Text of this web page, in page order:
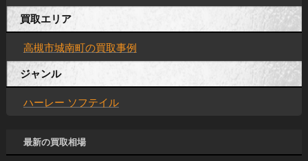
買取エリア
高槻市城南町の買取事例
ジャンル
ハーレー ソフテイル
最新の買取相場